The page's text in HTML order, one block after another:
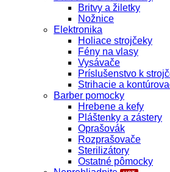
Britvy a žiletky
Nožnice
Elektronika
Holiace strojčeky
Fény na vlasy
Vysávače
Príslušenstvo k
Strihacie a
Barber pomocky
Hrebene a kefy
Pláštenky a zástery
Oprašovák
Rozprašovače
Sterilizátory
Ostatné pômocky